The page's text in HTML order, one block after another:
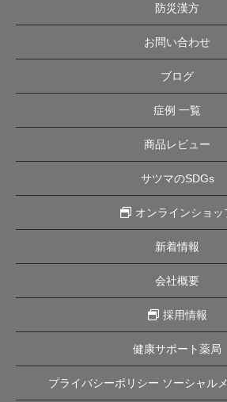
防災漢方
お問い合わせ
ブログ
症例 一覧
商品レビュー
サツマのSDGs
オンラインショッ
新着情報
会社概要
採用情報
健康サポート薬局
プライバシーポリシー ソーシャル